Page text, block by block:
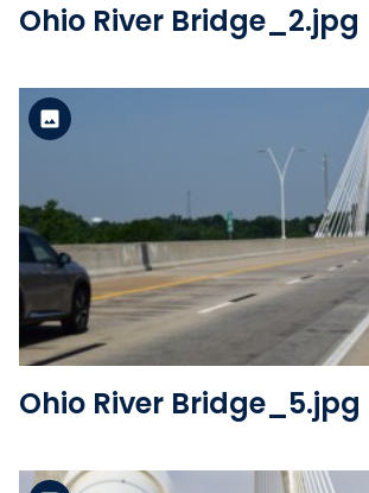
Ohio River Bridge_2.jpg
Voir le fichier
Version standard
Ohio River Bridge_5.jpg